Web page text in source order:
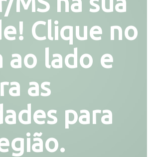
Clique no
ao lado e
as
para